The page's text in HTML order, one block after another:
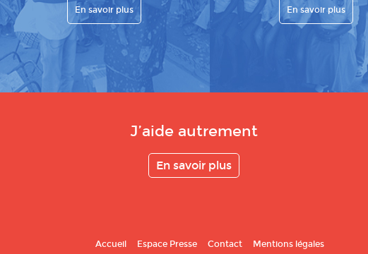
En savoir plus En savoir plus
J’aide autrement
En savoir plus
Accueil Espace Presse Contact Mentions légales